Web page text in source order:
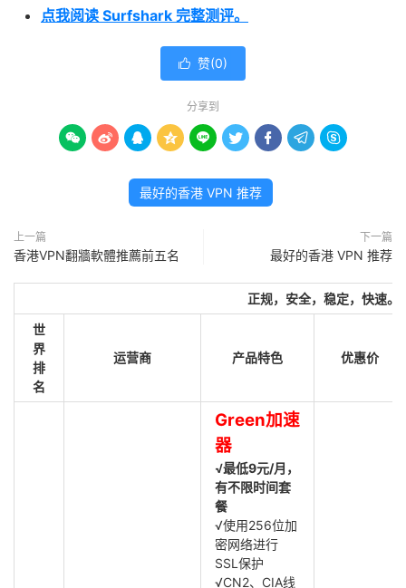
点我阅读 Surfshark 完整测评。
 赞(0)
分享到
        
最好的香港 VPN 推荐
上一篇
香港VPN翻牆軟體推薦前五名
下一篇
最好的香港 VPN 推荐
正规，安全，稳定，快速。
世
界
排
名
运营商 产品特色 优惠价
Green加速
器
√最低9元/月，
有不限时间套
餐
√使用256位加
密网络进行
SSL保护
√CN2、CIA线